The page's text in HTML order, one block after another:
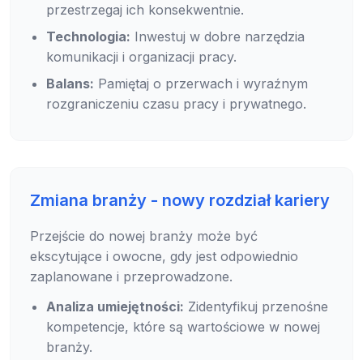
przestrzegaj ich konsekwentnie.
Technologia: Inwestuj w dobre narzędzia
komunikacji i organizacji pracy.
Balans: Pamiętaj o przerwach i wyraźnym
rozgraniczeniu czasu pracy i prywatnego.
Zmiana branży - nowy rozdział kariery
Przejście do nowej branży może być
ekscytujące i owocne, gdy jest odpowiednio
zaplanowane i przeprowadzone.
Analiza umiejętności: Zidentyfikuj przenośne
kompetencje, które są wartościowe w nowej
branży.